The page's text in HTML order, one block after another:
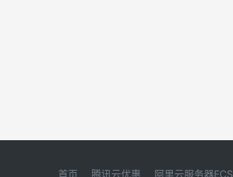
首页 腾讯云优惠 阿里云服务器ECS